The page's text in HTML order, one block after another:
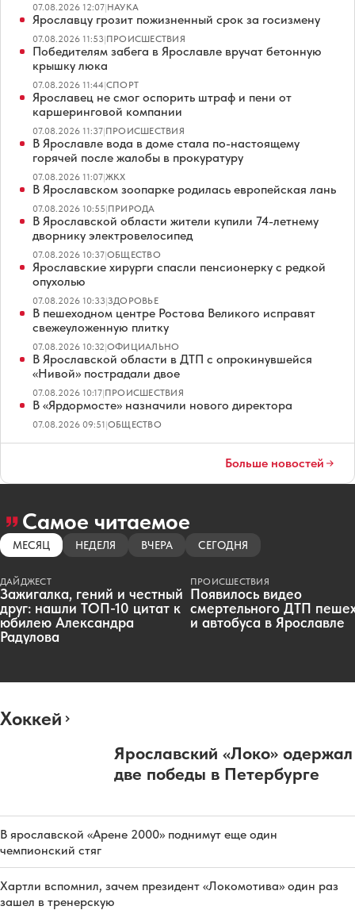
07.08.2026 12:07|НАУКА
Ярославцу грозит пожизненный срок за госизмену
07.08.2026 11:53|ПРОИСШЕСТВИЯ
Победителям забега в Ярославле вручат бетонную
крышку люка
07.08.2026 11:44|СПОРТ
Ярославец не смог оспорить штраф и пени от
каршеринговой компании
07.08.2026 11:37|ПРОИСШЕСТВИЯ
В Ярославле вода в доме стала по-настоящему
горячей после жалобы в прокуратуру
07.08.2026 11:07|ЖКХ
В Ярославском зоопарке родилась европейская лань
07.08.2026 10:55|ПРИРОДА
В Ярославской области жители купили 74-летнему
дворнику электровелосипед
07.08.2026 10:37|ОБЩЕСТВО
Ярославские хирурги спасли пенсионерку с редкой
опухолью
07.08.2026 10:33|ЗДОРОВЬЕ
В пешеходном центре Ростова Великого исправят
свежеуложенную плитку
07.08.2026 10:32|ОФИЦИАЛЬНО
В Ярославской области в ДТП с опрокинувшейся
«Нивой» пострадали двое
07.08.2026 10:17|ПРОИСШЕСТВИЯ
В «Ярдормосте» назначили нового директора
07.08.2026 09:51|ОБЩЕСТВО
Больше новостей
Самое читаемое
МЕСЯЦ НЕДЕЛЯ ВЧЕРА СЕГОДНЯ
ДАЙДЖЕСТ
Зажигалка, гений и честный
друг: нашли ТОП-10 цитат к
юбилею Александра
Радулова
ПРОИСШЕСТВИЯ
Появилось видео
смертельного ДТП
и автобуса в Ярославле
Хоккей
Ярославский «Локо» одержал
две победы в Петербурге
В ярославской «Арене 2000» поднимут еще один
чемпионский стяг
Хартли вспомнил, зачем президент «Локомотива» один раз
зашел в тренерскую